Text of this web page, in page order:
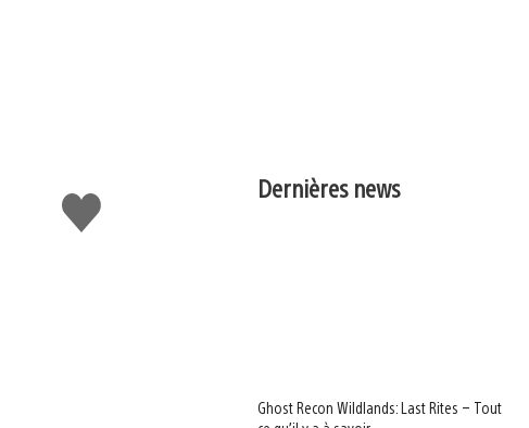
J'aime Dernières news
Ghost Recon Wildlands: Last Rites – Tout